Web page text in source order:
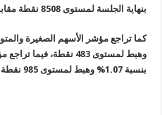
بنهاية الجلسة لمستوى 8508 نقطة مقابل 8607 نقطة بداية الجلسة
كما تراجع مؤشر الأسهم الصغيرة
وهبط لمستوى483 نقطة، فيما تراجع
بنسبة 1.07% وهبط لمستوى 985 نقطة